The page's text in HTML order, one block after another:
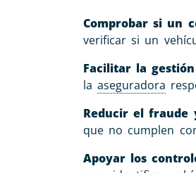
Comprobar si un
verificar si un
Facilitar la
laaseguradora
Reducir el fraude
que no cumplen
Apoyar los